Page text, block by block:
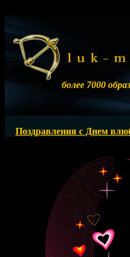
более 7000
Поздравления с Днем